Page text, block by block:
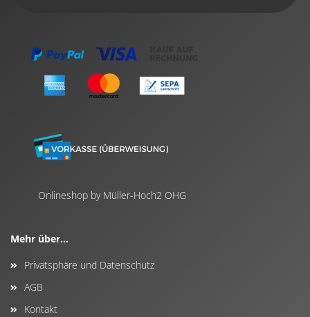
Onlineshop by Müller-Hoch2 OHG
Mehr über...
Privatsphäre und Datenschutz
AGB
Kontakt